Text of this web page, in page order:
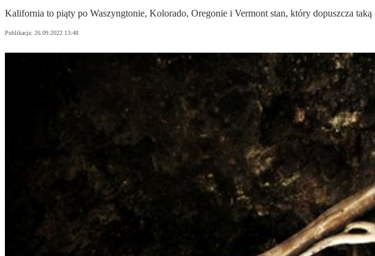
Kalifornia to piąty po Waszyngtonie, Kolorado, Oregonie i Vermont stan, który dopuszcza
Publikacja: 26.09.2022 13:48